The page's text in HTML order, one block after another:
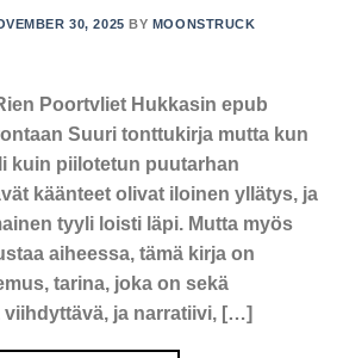
30, 2025 BY MOONSTRUCK
Poortvliet Hukkasin epub
Suuri tonttukirja mutta kun
kuin piilotetun puutarhan
käänteet olivat iloinen yllätys, ja
tyyli loisti läpi. Mutta myös
aiheessa, tämä kirja on
tarina, joka on sekä
ja narratiivi, […]